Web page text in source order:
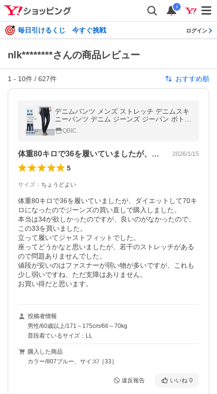
i
毎日引けるくじ 今すぐ挑戦 ログイン
nlk********さんの商品レビュー
1 - 10件 / 627件 おすすめ順
デニムパンツ メンズ ストレッチ デニムスキ
ニーパンツ デニム ジーンズ ジーパン ボトム
ス 履き心地 着痩せ 大きいサイズ ネイビー
ブルー 春夏秋冬
QBIC.
体重80キロで36を履いていましたが、… 2026/1/15
5
サイズ ： ちょうどよい
体重80キロで36を履いていましたが、ダイエットして70キ
ロになったのでジーンズの買い直しで購入しました。
本当は34が欲しかったのですが、良いのがなかったので、
この33を買いました。
立って履いてジャストフィットでした。
座ってどうかなと思いましたが、若干のストレッチがある
ので問題ありませんでした。
値段が安いのはファスナーが弱い物が多いですが、これも
少し弱いですね、ただ支障はありません。
お買い得だと思います。
投稿者情報
男性/60歳以上/171～175cm/66～70kg
普段着ているサイズ：LL
購入した商品
カラー/807ブルー、サイズ/［33］
違反報告 いいね 0